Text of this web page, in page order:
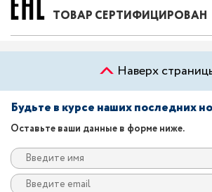
ТОВАР СЕРТИФИЦИРОВАН
Наверх
Будьте в курсе наших последних
Оставьте ваши данные в форме ниже.